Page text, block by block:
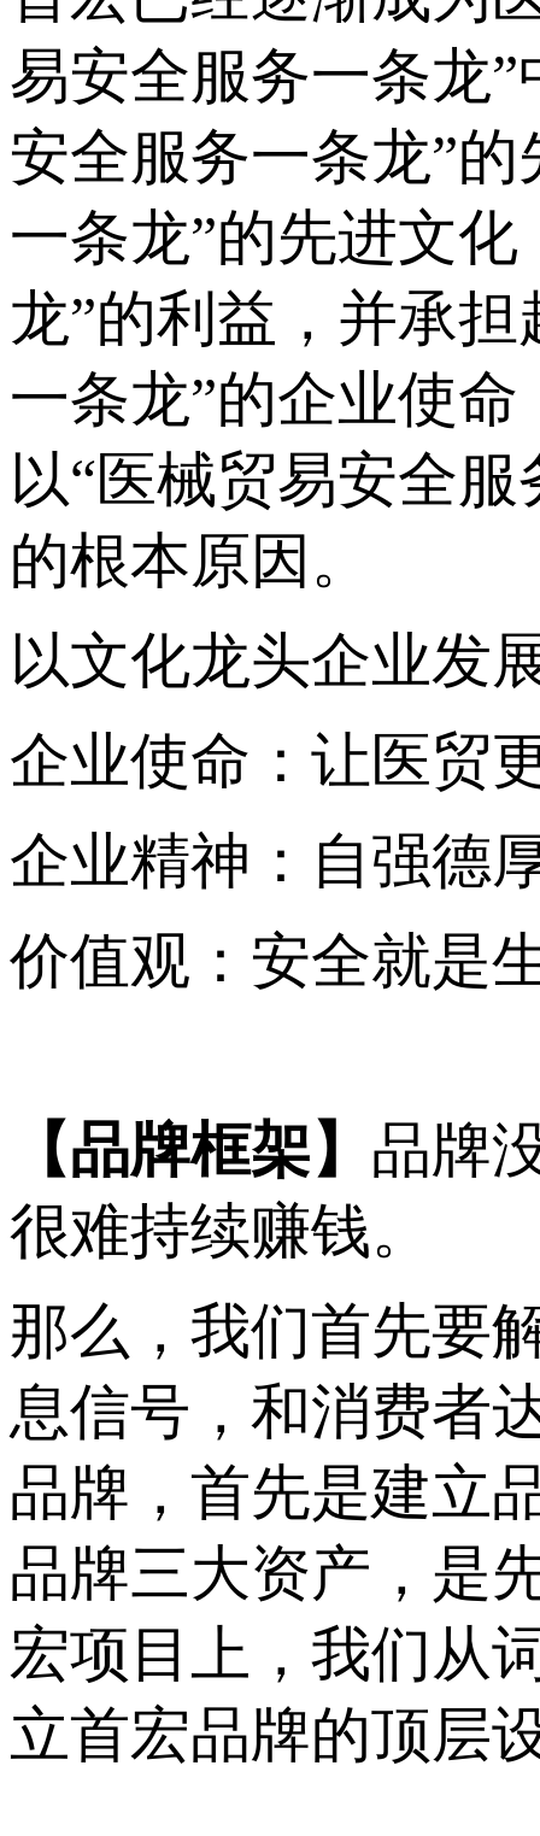
易安全服务一条龙
安全服务一条龙”
一条龙”的先进文
龙”的利益，并承
一条龙”的企业使
以“医械贸易安全
的根本原因。
以文化龙头企业发
企业使命：让医贸
企业精神：自强德
价值观：安全就是
【品牌框架】 品牌
很难持续赚钱。
那么，我们首先要
息信号，和消费者
品牌，首先是建立
品牌三大资产，是
宏项目上，我们从
立首宏品牌的顶层